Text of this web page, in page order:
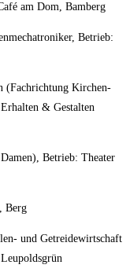
am Dom, Bamberg
Betrieb:
(Fach­rich­tung Kir­chen­
& Gestal­ten
Betrieb: Thea­ter
Berg
und Getrei­de­wirt­schaft